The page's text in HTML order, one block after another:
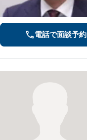
電話で面談予約